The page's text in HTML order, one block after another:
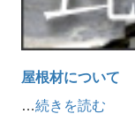
屋根材について
…続きを読む